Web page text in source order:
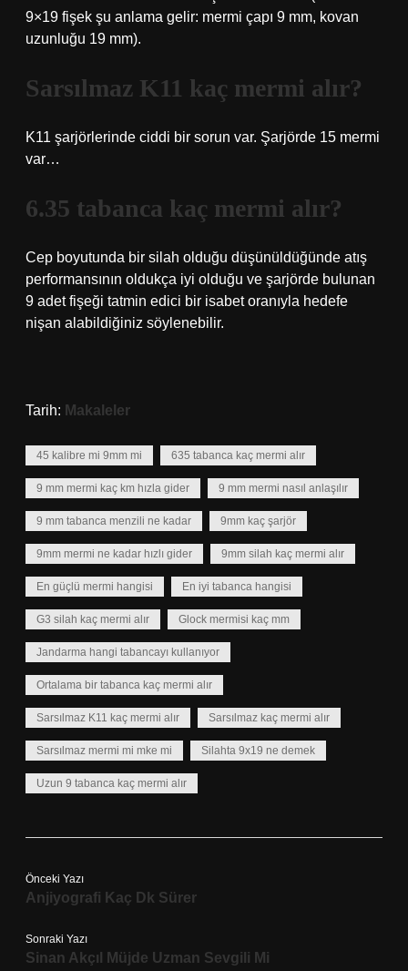
9×19 fişek şu anlama gelir: mermi çapı 9 mm, kovan
uzunluğu 19 mm).
Sarsılmaz K11 kaç mermi alır?
K11 şarjörlerinde ciddi bir sorun var. Şarjörde 15 mermi
var…
6.35 tabanca kaç mermi alır?
Cep boyutunda bir silah olduğu düşünüldüğünde atış
performansının oldukça iyi olduğu ve şarjörde bulunan
9 adet fişeği tatmin edici bir isabet oranıyla hedefe
nişan alabildiğiniz söylenebilir.
Tarih: Makaleler
45 kalibre mi 9mm mi 635 tabanca kaç mermi alır
9 mm mermi kaç km hızla gider 9 mm mermi nasıl anlaşılır
9 mm tabanca menzili ne kadar 9mm kaç şarjör
9mm mermi ne kadar hızlı gider 9mm silah kaç mermi alır
En güçlü mermi hangisi En iyi tabanca hangisi
G3 silah kaç mermi alır Glock mermisi kaç mm
Jandarma hangi tabancayı kullanıyor
Ortalama bir tabanca kaç mermi alır
Sarsılmaz K11 kaç mermi alır Sarsılmaz kaç mermi alır
Sarsılmaz mermi mi mke mi Silahta 9x19 ne demek
Uzun 9 tabanca kaç mermi alır
Önceki Yazı
Anjiyografi Kaç Dk Sürer
Sonraki Yazı
Sinan Akçıl Müjde Uzman Sevgili Mi